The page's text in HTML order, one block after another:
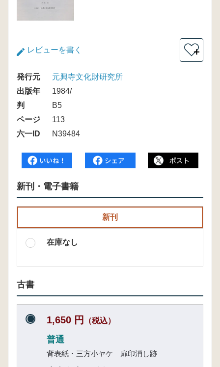
レビューを書く ＋
発行元
元興寺文化財研究所
出版年
1984/
判
B5
ページ
113
六一ID
N39484
新刊・電子書籍
新刊
在庫なし
古書
1,650 円 （税込）
普通
背表紙・三方小ヤケ 扉印消し跡